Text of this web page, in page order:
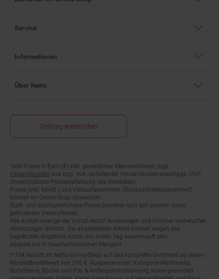
Service
Informationen
Über Netto
Vertrag widerrufen
Fußnoten
Versandkostenund zzgl. evtl. anfallender Versandkostenzuschläge. UVP:
Unverbindliche Preisempfehlung des Herstellers.
Preise (inkl. MwSt.) und Verkaufseinheiten (Stückzahl/Mengeneinheit)
können im Online-Shop abweichen.
Statt- und durchgestrichene Preise beziehen sich auf unseren zuvor
geforderten Verkaufspreis.
Alle Artikel solange der Vorrat reicht! Änderungen und Irrtümer vorbehalten.
Abbildungen ähnlich. Die abgebildeten Artikel können wegen des
begrenzten Angebots schon am ersten Tag ausverkauft sein.
Abgabe nur in haushaltsüblichen Mengen!
Mindestbestellwert von 200 €. Ausgenommen: Kategorie Multimedia,
Gutscheine, Bücher und Pre- & Anfangsmilchnahrung sowie gesondert
gekennzeichnete Artikel. Keine Anrechnung auf Versandkosten und Filial-